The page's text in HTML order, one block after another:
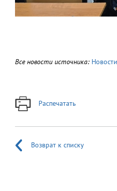
Все новости источника:
Распечатать
Возврат к списку